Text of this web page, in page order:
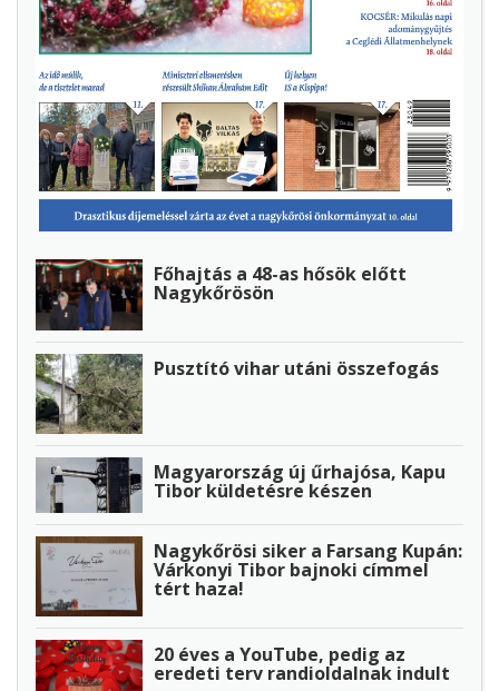
Főhajtás a 48-as hősök előtt
Nagykőrösön
Pusztító vihar utáni összefogás
Magyarország új űrhajósa, Kapu
Tibor küldetésre készen
Nagykőrösi siker a Farsang Kupán:
Várkonyi Tibor bajnoki címmel
tért haza!
20 éves a YouTube, pedig az
eredeti terv randioldalnak indult